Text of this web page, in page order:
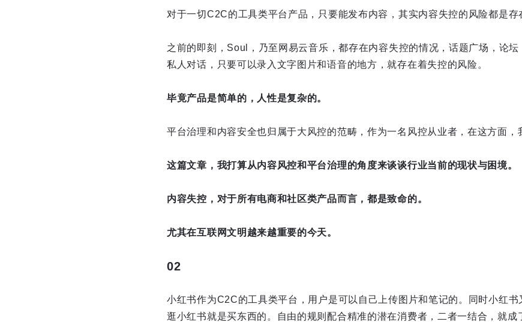
对于一切C2C的工具类平台产品，只要能发布内容，其实内容失控的风险都是存
之前的即刻，Soul，乃至网易云音乐，都存在内容失控的情况，话题广场，论
私人对话，只要可以录入文字图片和语音的地方，就存在着失控的风险。
毕竟产品是简单的，人性是复杂的。
平台治理和内容安全也归属于大风控的范畴，作为一名风控从业者，在这方面，
这篇文章，我打算从内容风控和平台治理的角度来谈谈行业当前的现状与困境。
内容失控，对于所有电商和社区类产品而言，都是致命的。
尤其在互联网文明越来越重要的今天。
02
小红书作为C2C的工具类平台，用户是可以自己上传图片和笔记的。同时小红书
逛小红书就是买东西的。自由的规则配合精准的潜在消费者，二者一结合，就成